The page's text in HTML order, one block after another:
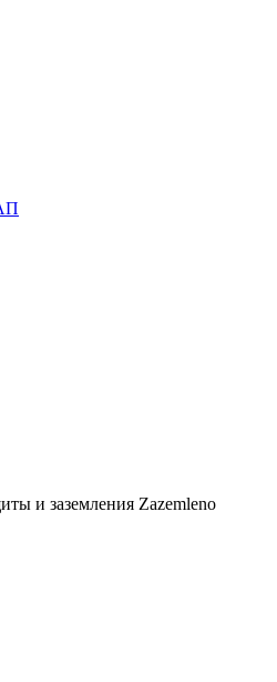
и заземления Zazemleno